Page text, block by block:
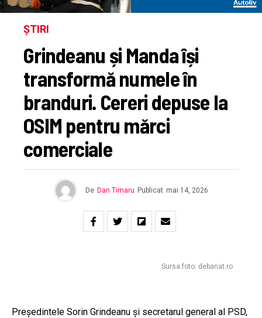
ȘTIRI
Grindeanu și Manda își
transformă numele în
branduri. Cereri depuse la
OSIM pentru mărci
comerciale
De Dan Timaru Publicat mai 14, 2026
Sursa foto: debanat.ro
Președintele Sorin Grindeanu și secretarul general al PSD,